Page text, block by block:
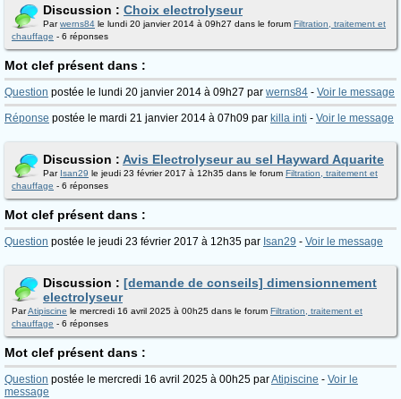
Discussion : Choix electrolyseur
Parwerns84 le lundi 20 janvier 2014 à 09h27 dans le forum Filtration, traitement et
chauffage - 6 réponses
Mot clef présent dans :
Question postée le lundi 20 janvier 2014 à 09h27 par werns84 - Voir le message
Réponse postée le mardi 21 janvier 2014 à 07h09 par killa inti - Voir le message
Discussion : Avis Electrolyseur au sel Hayward Aquarite
Par Isan29 le jeudi 23 février 2017 à 12h35 dans le forum Filtration, traitement et
chauffage - 6 réponses
Mot clef présent dans :
Question postée le jeudi 23 février 2017 à 12h35 par Isan29 - Voir le message
Discussion : [demande de conseils] dimensionnement
electrolyseur
ParAtipiscine le mercredi 16 avril 2025 à 00h25 dans le forum Filtration, traitement et
chauffage - 6 réponses
Mot clef présent dans :
Question postée le mercredi 16 avril 2025 à 00h25 parAtipiscine - Voir le
message